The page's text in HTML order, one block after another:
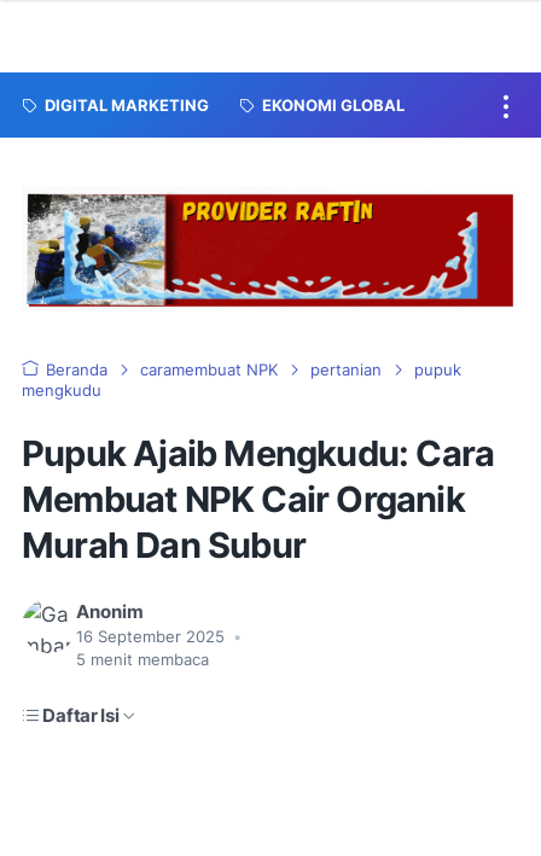
DIGITAL MARKETING EKONOMI GLOBAL
Beranda caramembuat NPK pertanian
pupuk
mengkudu
Pupuk Ajaib Mengkudu: Cara
Membuat NPK Cair Organik
Murah Dan Subur
Anonim
16 September 2025
•
5 menit membaca
Daftar Isi